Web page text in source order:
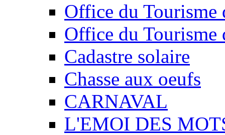
Office du
Office du
Cadastre solaire
Chasse aux oeufs
CARNAVAL
L'EMOI DES